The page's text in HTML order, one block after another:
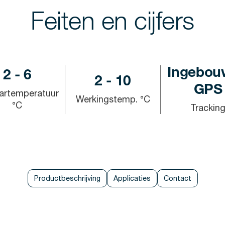
Feiten en cijfers
2 - 6
°C
2 - 10
Werkingstemp. °C
GPS
Tracking
Productbeschrijving Applicaties Contact